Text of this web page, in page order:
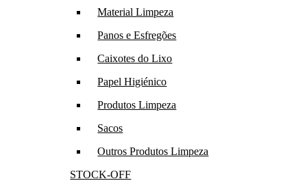
Material Limpeza
Panos e Esfregões
Caixotes do Lixo
Papel Higiénico
Produtos Limpeza
Sacos
Outros Produtos Limpeza
STOCK-OFF